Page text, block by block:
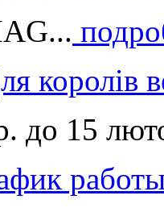
королів
до 15